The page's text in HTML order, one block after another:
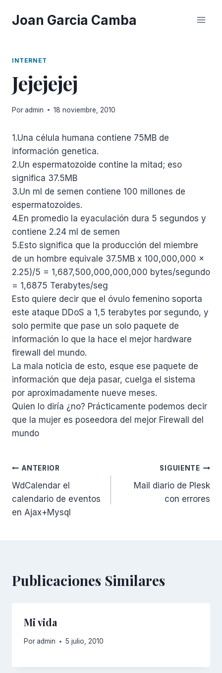
Joan Garcia Camba
INTERNET
Jejejejej
Poradmin 18 noviembre, 2010
1.Una célula humana contiene 75MB de
información genetica.
2.Un espermatozoide contine la mitad; eso
significa 37.5MB
3.Un ml de semen contiene 100 millones de
espermatozoides.
4.En promedio la eyaculación dura 5 segundos y
contiene 2.24 ml de semen
5.Esto significa que la producción del miembre
de un hombre equivale 37.5MB x 100,000,000 x
2.25)/5 = 1,687,500,000,000,000 bytes/segundo
= 1,6875 Terabytes/seg
Esto quiere decir que el óvulo femenino soporta
este ataque DDoS a 1,5 terabytes por segundo, y
solo permite que pase un solo paquete de
información lo que la hace el mejor hardware
firewall del mundo.
La mala noticia de esto, esque ese paquete de
información que deja pasar, cuelga el sistema
por aproximadamente nueve meses.
Quien lo diría ¿no? Prácticamente podemos decir
que la mujer es poseedora del mejor Firewall del
mundo
Navegación
de
entradas
ANTERIOR
WdCalendar el
calendario de eventos
en Ajax+Mysql
SIGUIENTE
Mail diario de Plesk
con errores
Publicaciones Similares
Mi vida
Poradmin 5 julio, 2010